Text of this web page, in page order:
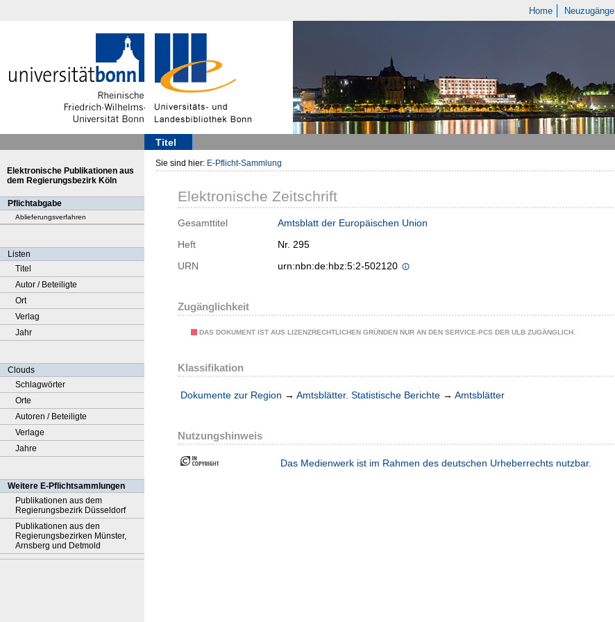
Home Neuzugänge
Titel
Elektronische Publikationen aus
dem Regierungsbezirk Köln
Pflichtabgabe
Ablieferungsverfahren
Listen
Titel
Autor / Beteiligte
Ort
Verlag
Jahr
Clouds
Schlagwörter
Orte
Autoren / Beteiligte
Verlage
Jahre
Weitere E-Pflichtsammlungen
Publikationen aus dem
Regierungsbezirk Düsseldorf
Publikationen aus den
Regierungsbezirken Münster,
Arnsberg und Detmold
Sie sind hier: E-Pflicht-Sammlung
Elektronische Zeitschrift
Gesamttitel
Amtsblatt der Europäischen Union
Heft
Nr. 295
URN
urn:nbn:de:hbz:5:2-502120
Zugänglichkeit
DAS DOKUMENT IST AUS LIZENZRECHTLICHEN GRÜNDEN NUR AN DEN SERVICE-PCS DER ULB ZUGÄNGLICH.
Klassifikation
Dokumente zur Region → Amtsblätter. Statistische Berichte → Amtsblätter
Nutzungshinweis
Das Medienwerk ist im Rahmen des deutschen Urheberrechts nutzbar.